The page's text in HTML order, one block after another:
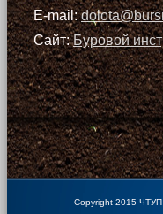
E-mail:
Сайт:Буровой
Copyright 2015